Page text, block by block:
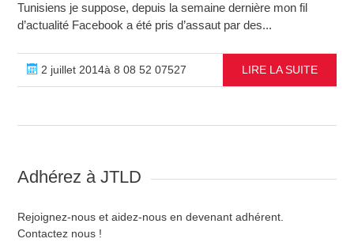
Tunisiens je suppose, depuis la semaine dernière mon fil
d’actualité Facebook a été pris d’assaut par des...
2 juillet 2014à 8 08 52 07527 LIRE LA SUITE
Adhérez à JTLD
Rejoignez-nous et aidez-nous en devenant adhérent.
Contactez nous !